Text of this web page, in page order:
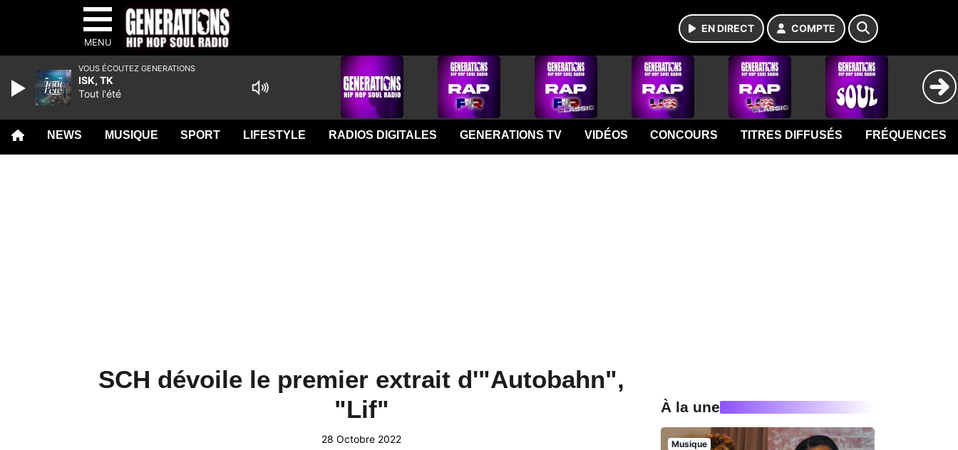
MENU
EN DIRECT COMPTE
NEWS MUSIQUE SPORT LIFESTYLE RADIOS DIGITALES GENERATIONS TV VIDÉOS CONCOURS TITRES DIFFUSÉS FRÉQUENCES
SCH dévoile le premier extrait d'"Autobahn",
"Lif"
28 Octobre 2022
À la une
Musique
VOUS ÉCOUTEZ GENERATIONS
ISK, TK
Tout l'été